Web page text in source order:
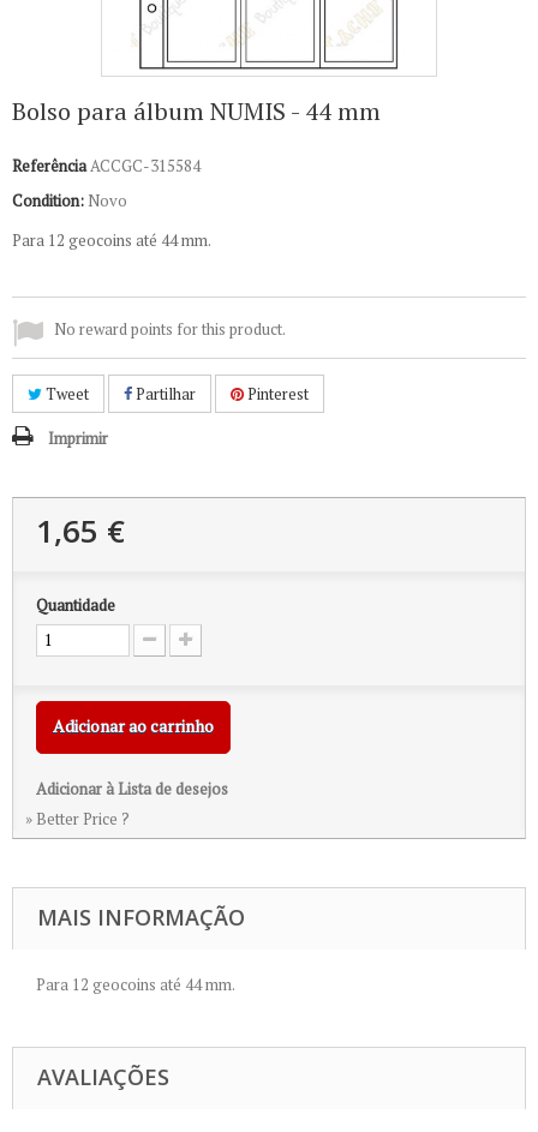
Bolso para álbum NUMIS - 44 mm
ReferênciaACCGC-315584
Condition: Novo
Para 12 geocoins até 44 mm.
No reward points for this product.
Tweet Partilhar Pinterest
Imprimir
1,65 €
Quantidade
Adicionar ao carrinho
Adicionar à Lista de desejos
» Better Price ?
MAIS INFORMAÇÃO
Para 12 geocoins até 44 mm.
AVALIAÇÕES